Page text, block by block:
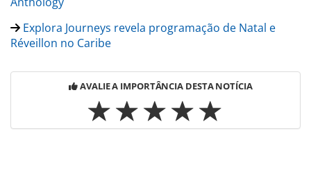
Explora Journeys revela programação de Natal e
Réveillon no Caribe
AVALIE A IMPORTÂNCIA DESTA NOTÍCIA